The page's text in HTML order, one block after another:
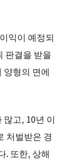
익이 예정되
판결을 받을
양형의 면에
고, 10년 이
처벌받은 경
. 또한, 상해